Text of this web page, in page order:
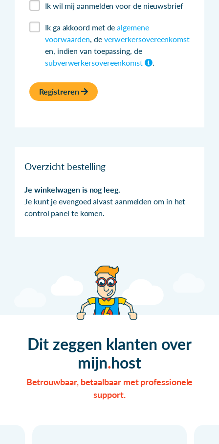
Ik wil mij aanmelden voor de nieuwsbrief
Ik ga akkoord met dealgemene
voorwaarden , de verwerkersovereenkomst
en, indien van toepassing, de
subverwerkersovereenkomst
.
Registreren
Overzicht bestelling
Je winkelwagen is nog leeg.
Je kunt je evengoed alvast aanmelden om in het
control panel te komen.
Dit zeggen klanten over
mijn host
Betrouwbaar, betaalbaar met professionele
support.